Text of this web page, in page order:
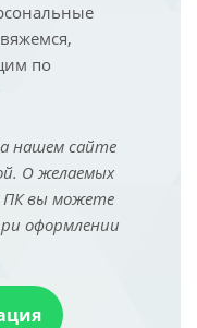
по
нашем сайте
О желаемых
ПК вы можете
оформлении